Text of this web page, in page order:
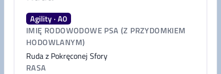
Agility · A0
IMIĘ RODOWODOWE PSA (Z PRZYDOMKIEM
HODOWLANYM)
Ruda z Pokręconej Sfory
RASA